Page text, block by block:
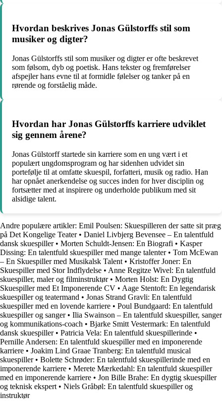
Hvordan beskrives Jonas Gülstorffs stil som
musiker og digter?
Jonas Gülstorffs stil som musiker og digter er ofte beskrevet
som følsom, dyb og poetisk. Hans tekster og fremførelser
afspejler hans evne til at formidle følelser og tanker på en
rørende og forståelig måde.
Hvordan har Jonas Gülstorffs karriere udviklet
sig gennem årene?
Jonas Gülstorff startede sin karriere som en ung vært i et
populært ungdomsprogram og har sidenhen udvidet sin
portefølje til at omfatte skuespil, forfatteri, musik og radio. Han
har opnået anerkendelse og succes inden for hver disciplin og
fortsætter med at inspirere og underholde publikum med sit
alsidige talent.
Andre populære artikler: Emil Poulsen: Skuespilleren der satte sit præg
på Det Kongelige Teater• Daniel Livbjerg Bevensee – En talentfuld
dansk skuespiller• Morten Schuldt-Jensen: En Biografi • Kasper
Dissing: En talentfuld skuespiller med mange talenter• Tom McEwan
– En Skuespiller med Musikalsk Talent • Kristoffer Joner: En
Skuespiller med Stor Indflydelse • Anne Regitze Wivel: En talentfuld
skuespiller, maler og filminstruktør• Morten Holst: En Dygtig
Skuespiller med Et Imponerende CV • Aage Stentoft: En legendarisk
skuespiller og teatermand • Jonas Strand Gravli: En talentfuld
skuespiller med en lovende karriere • Poul Bundgaard: En talentfuld
skuespiller og sanger• Ilia Swainson – En talentfuld skuespiller, sanger
og kommunikations-coach • Bjarke Smitt Vestermark: En talentfuld
dansk skuespiller• Patricia Vela: En talentfuld skuespillerinde •
Pernille Andersen: En talentfuld skuespiller med en imponerende
karriere • Joakim Lind Graae Tranberg: En talentfuld musical
skuespiller• Bolette Schrøder: En talentfuld skuespillerinde med en
imponerende karriere • Merete Mærkedahl: En talentfuld skuespiller
med en imponerende karriere • Jon Bille Brahe: En dygtig skuespiller
og teknisk ekspert • Niels Gråbøl: En talentfuld skuespiller og
instruktør